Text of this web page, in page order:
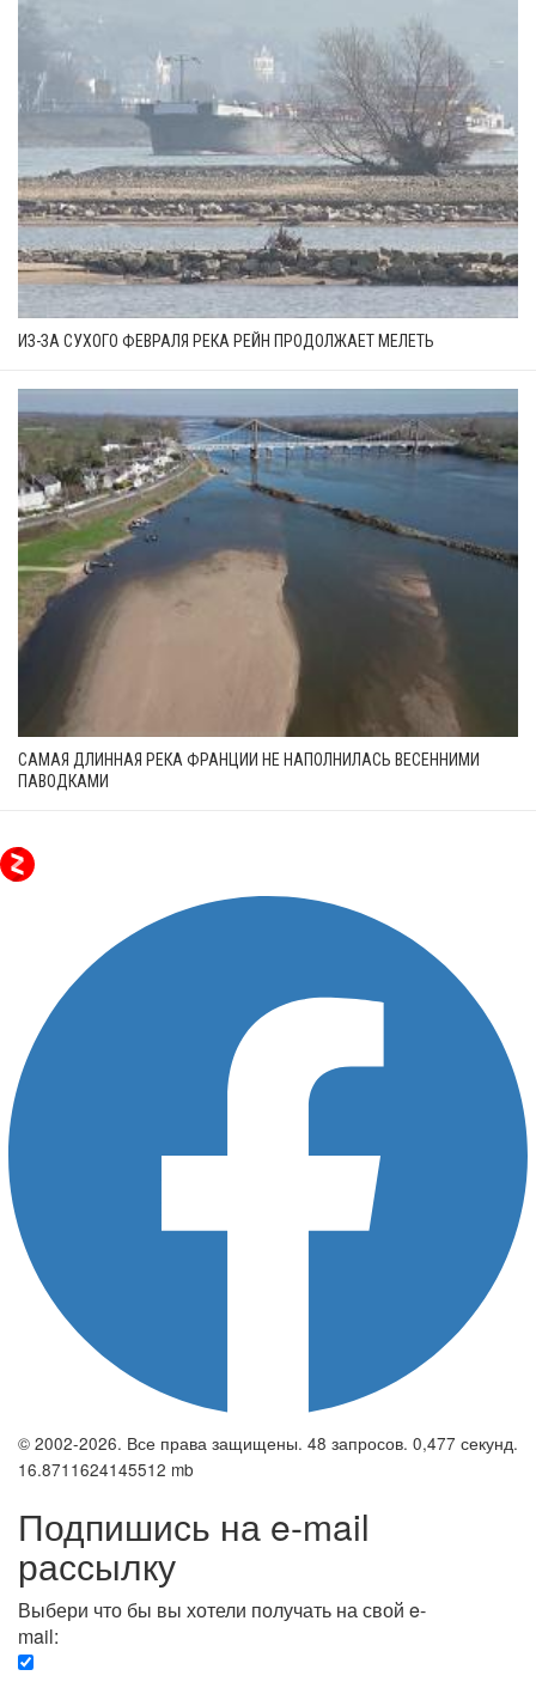
ИЗ-ЗА СУХОГО ФЕВРАЛЯ РЕКА РЕЙН ПРОДОЛЖАЕТ МЕЛЕТЬ
САМАЯ ДЛИННАЯ РЕКА ФРАНЦИИ НЕ НАПОЛНИЛАСЬ ВЕСЕННИМИ
ПАВОДКАМИ
© 2002-2026. Все права защищены. 48 запросов. 0,477 секунд.
16.8711624145512 mb
Подпишись на e-mail
рассылку
Выбери что бы вы хотели получать на свой e-
mail: